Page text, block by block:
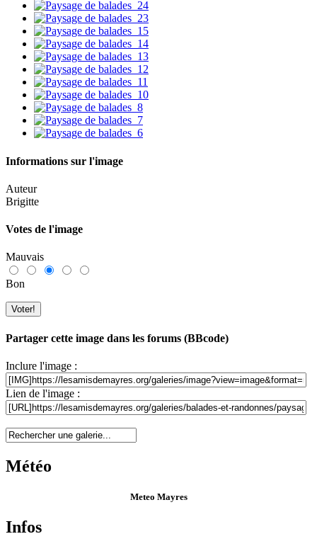
Informations sur l'image
Auteur
Brigitte
Votes de l'image
Mauvais
Bon
Partager cette image dans les forums (BBcode)
Inclure l'image :
Lien de l'image :
Météo
Meteo Mayres
Infos